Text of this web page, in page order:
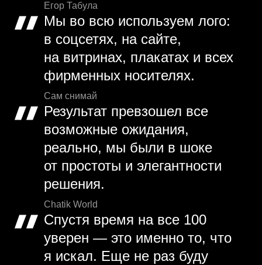
Егор Табула
Мы во всю используем лого:
в соцсетях, на сайте,
на витринах, плакатах и всех
фирменных носителях.
Сам снимай
Результат превзошел все
возможные ожидания,
реально, мы были в шоке
от простоты и элегантности
решения.
Chatik World
Спустя время на все 100
уверен — это именно то, что
я искал. Еще не раз буду